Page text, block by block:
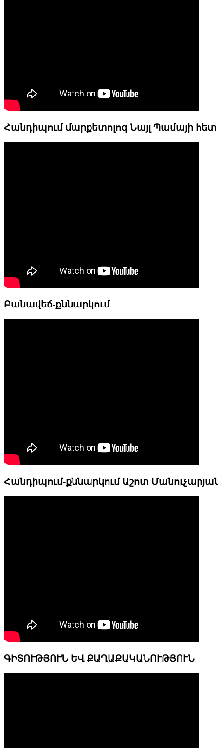
Հանդիպում մարքետոլոգ Նայլ Պամայի հետ
Բանավեճ-քննարկում
Հանդիպում-քննարկում Աշոտ
ԳԻՏՈՒԹՅՈՒՆ ԵՎ ՔԱՂԱՔԱԿԱՆՈՒԹՅՈՒՆ